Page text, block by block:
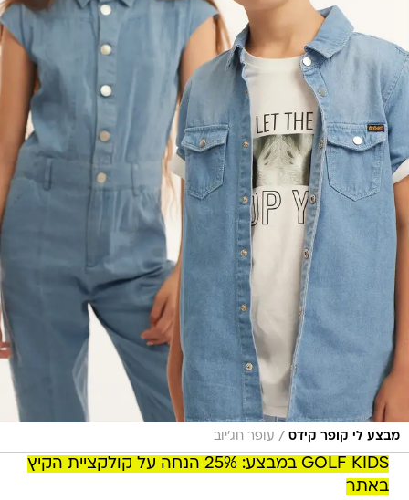
מבצע לי קופר קידס / עופר חג'יוב
GOLF KIDS במבצע: 25% הנחה על קולקציית הקיץ
באתר